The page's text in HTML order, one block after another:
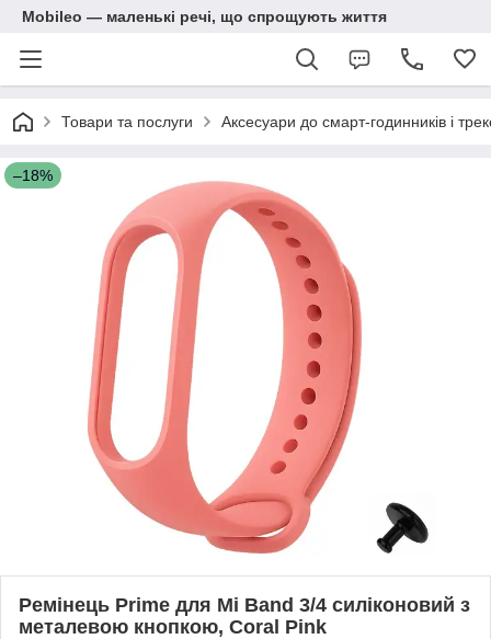
Mobileo — маленькі речі, що спрощують життя
Товари та послуги Аксесуари до смарт-годинників і
–18%
Ремінець Prime для Mi Band 3/4 силіконовий з
металевою кнопкою, Coral Pink